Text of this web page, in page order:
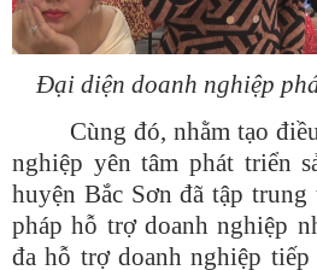
Đại diện doanh nghiệp
Cùng đó, nhằm tạo
nghiệp yên tâm phát triển
huyện Bắc Sơn đã tập
pháp hỗ trợ doanh nghiệp
đa hỗ trợ doanh nghiệp